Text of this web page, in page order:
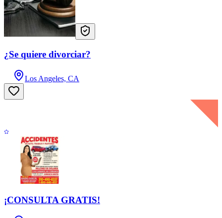
¿Se quiere divorciar?
Los Angeles, CA
¡CONSULTA GRATIS!